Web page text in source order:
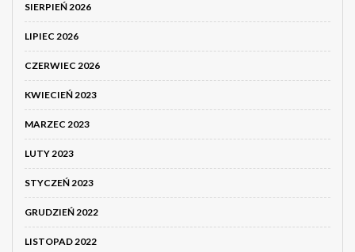
SIERPIEŃ 2026
LIPIEC 2026
CZERWIEC 2026
KWIECIEŃ 2023
MARZEC 2023
LUTY 2023
STYCZEŃ 2023
GRUDZIEŃ 2022
LISTOPAD 2022